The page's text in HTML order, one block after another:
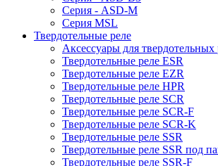
Серия - ASD-M
Серия MSL
Твердотельные реле
Аксессуары для твердотельных
Твердотельные реле ESR
Твердотельные реле EZR
Твердотельные реле HPR
Твердотельные реле SCR
Твердотельные реле SCR-F
Твердотельные реле SCR-K
Твердотельные реле SSR
Твердотельные реле SSR под
Твердотельные реле SSR-F